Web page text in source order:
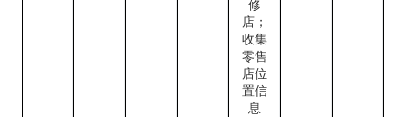
修
店；
收集
零售
店位
置信
息